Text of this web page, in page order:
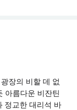
장의 비할 데 없
아름다운 비잔틴
정교한 대리석 바